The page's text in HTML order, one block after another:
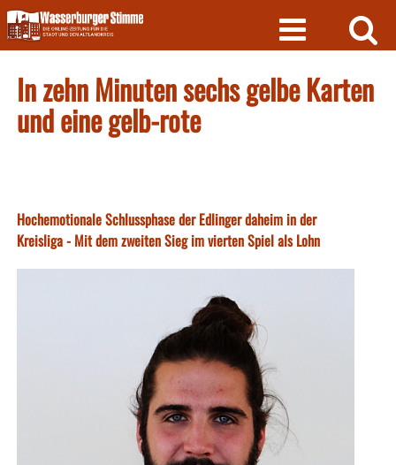
Skip
to
content
In zehn Minuten sechs gelbe Karten
und eine gelb-rote
Hochemotionale Schlussphase der Edlinger daheim in der
Kreisliga - Mit dem zweiten Sieg im vierten Spiel als Lohn